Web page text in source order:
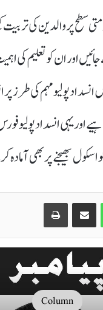
سطح پر والدین کی تربیت
اور ان کو تعلیم کی
پولیو مہم کی طرز پر
اور یہی انسداد پولیو
اسکول بھیجنے پر بھی
WhatsApp
Share via Email
Print
Column